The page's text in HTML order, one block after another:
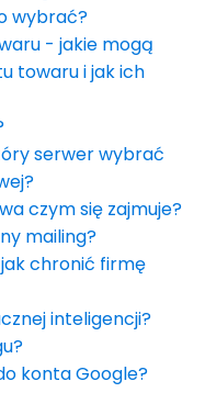
wybrać?
- jakie mogą
towaru i jak ich
serwer wybrać
czym się zajmuje?
mailing?
chronić firmę
inteligencji?
konta Google?